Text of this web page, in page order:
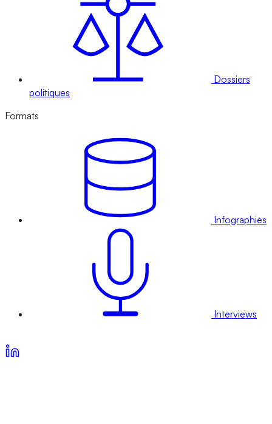
Dossiers
politiques
Formats
Infographies
Interviews